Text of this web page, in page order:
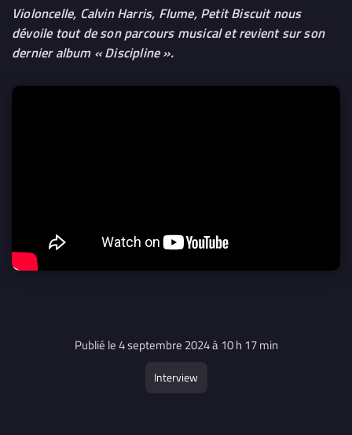
Violoncelle, Calvin Harris, Flume, Petit Biscuit nous
dévoile tout de son parcours musical et revient sur son
dernier album « Discipline ».
Publié le 4 septembre 2024 à 10 h 17 min
Interview